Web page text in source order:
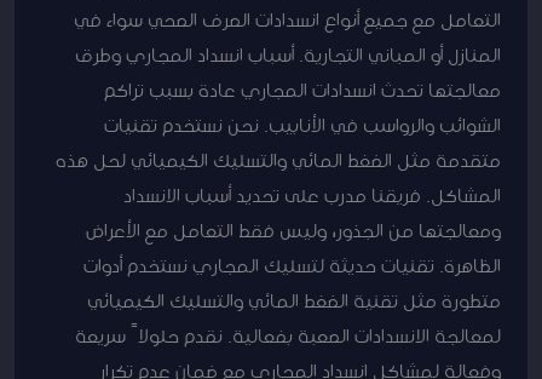
التعامل مع جميع أنواع انسدادات الصرف الصحي سواء في
المنازل أو المباني التجارية. أسباب انسداد المجاري وطرق
معالجتها تحدث انسدادات المجاري عادة بسبب تراكم
الشوائب والرواسب في الأنابيب. نحن نستخدم تقنيات
متقدمة مثل الضغط المائي والتسليك الكيميائي لحل هذه
المشاكل. فريقنا مدرب على تحديد أسباب الانسداد
ومعالجتها من الجذور، وليس فقط التعامل مع الأعراض
الظاهرة. تقنيات حديثة لتسليك المجاري نستخدم أدوات
متطورة مثل تقنية الضغط المائي والتسليك الكيميائي
لمعالجة الانسدادات الصعبة بفعالية. نقدم حلولاً سريعة
وفعالة لمشاكل انسداد المجاري مع ضمان عدم تكرار